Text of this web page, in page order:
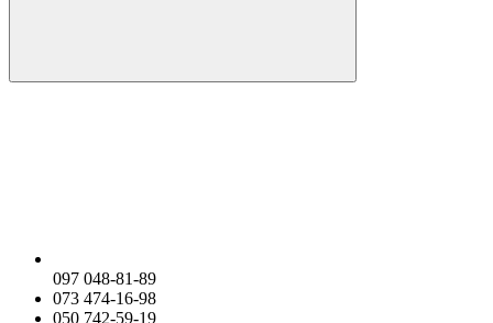
097 048-81-89
073 474-16-98
050 742-59-19